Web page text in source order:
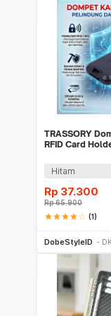
TRASSORY
RFID Card
Hitam
Rp 37.300
Rp65.900
starstarstarstarstar_border (1)
DobeStyleID